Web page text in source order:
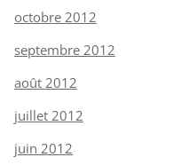
octobre 2012
septembre 2012
août 2012
juillet 2012
juin 2012